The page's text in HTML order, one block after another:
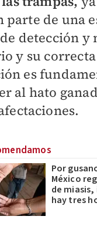
parte de una
detección y
y su correcta
es
al hato
Por
México
de
hay tres